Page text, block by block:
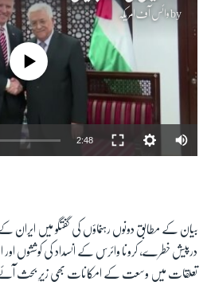
byوائس آف امریکہ
currently available
2:48
بیان کے مطابق دونوں رہنماؤں کی گفتگو میں ایران
درپیش خطرے، کرونا وائرس کے انسداد کی کوششوں
تعلقات میں وسعت کے امکانات بھی زیرِ بحث